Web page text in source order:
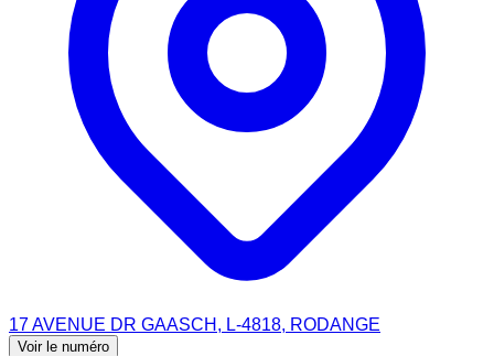
17 AVENUE DR GAASCH, L-4818, RODANGE
Voir le numéro